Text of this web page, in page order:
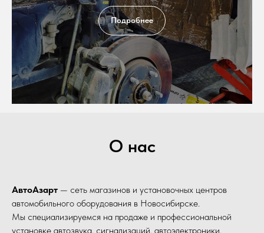
Подробнее
О нас
АвтоАзарт — сеть магазинов и установочных центров
автомобильного оборудования в Новосибирске.
Мы специализируемся на продаже и профессиональной
установке автозвука, сигнализаций, автоэлектроники,